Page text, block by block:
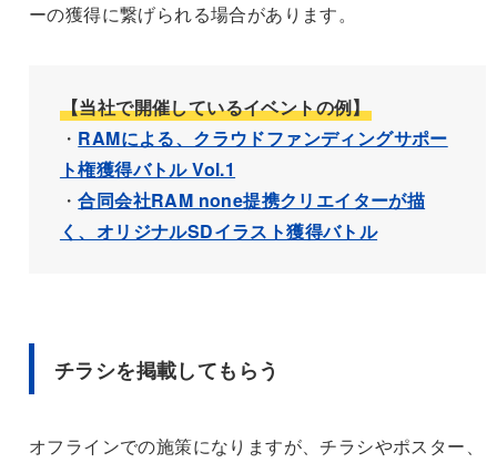
ーの獲得に繋げられる場合があります。
【当社で開催しているイベントの例】
・ RAMによる、クラウドファンディングサポー
ト権獲得バトル Vol.1
・合同会社RAM none提携クリエイターが描
く、オリジナルSDイラスト獲得バトル
チラシを掲載してもらう
オフラインでの施策になりますが、チラシやポスター、